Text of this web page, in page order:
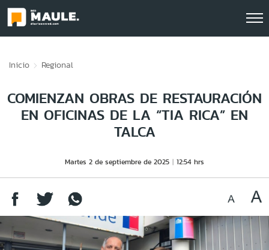
Inicio Regional
COMIENZAN OBRAS DE RESTAURACIÓN
EN OFICINAS DE LA “TIA RICA” EN
TALCA
Martes 2 de septiembre de 2025 12:54 hrs